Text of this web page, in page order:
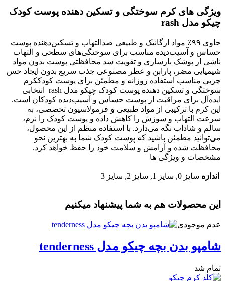
ویژگی های کرم سوختگی و تسکین دهنده پوست کودک
چیکو مدل rash
حاوی ۹۹٪ مواد ارگانیک و طبیعی ضدالتهاب و تسکین‌دهنده پوست
حساس و آسیب‌دیده مناسب برای سوختگی‌های سطحی و التهاب
ناشی از پوشک بازسازی و تقویت سد محافظتی پوست بدون مواد
شیمیایی مضر، پارابن و عطر مصنوعی جذب سریع بدون ایجاد حس
چربی مناسب استفاده روزانه و مطمئن برای پوست کودککرم
سوختگی و تسکین دهنده پوست کودک چیکو مدل rash انتخابی
ایده‌آل برای مراقبت از پوست حساس و آسیب‌دیده کودکان است.
این کرم با ترکیبی از مواد طبیعی و فرمولاسیون تخصصی، به
سرعت التهاب و سوزش را کاهش داده و پوست کودک را نرم،
سالم و شاداب نگه می‌دارد. با استفاده منظم از این محصول،
می‌توانید مطمئن باشید که پوست کودک شما به بهترین نحو
محافظت شده و آرامش و سلامت خود را حفظ خواهد کرد.
مشخصات و ویژگی ها
اندازه سایز 0, سایز 1, سایز 2, سایز 3
این محصولات هم به شما پیشنهاد میکنیم
عدم موجودی
شامپو بدن بچه چیکو مدل tenderness
تمام شد